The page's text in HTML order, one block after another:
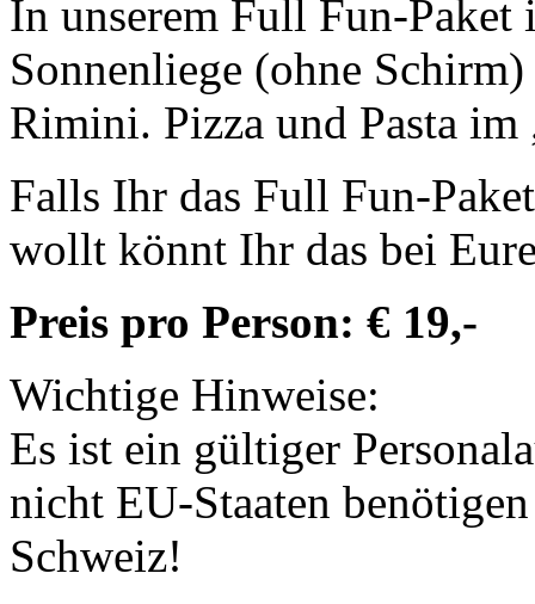
In unserem Full Fun-Paket
Sonnenliege (ohne
Rimini. Pizza und Pasta
Falls Ihr das Full Fun-
wollt könnt Ihr das bei
Preis pro Person: € 19,-
Wichtige Hinweise:
Es ist ein gültiger
nicht EU-Staaten
Schweiz!